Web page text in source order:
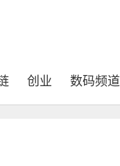
创业 数码频道